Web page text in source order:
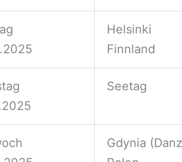
Helsinki
Finnland
Seetag
Gdynia